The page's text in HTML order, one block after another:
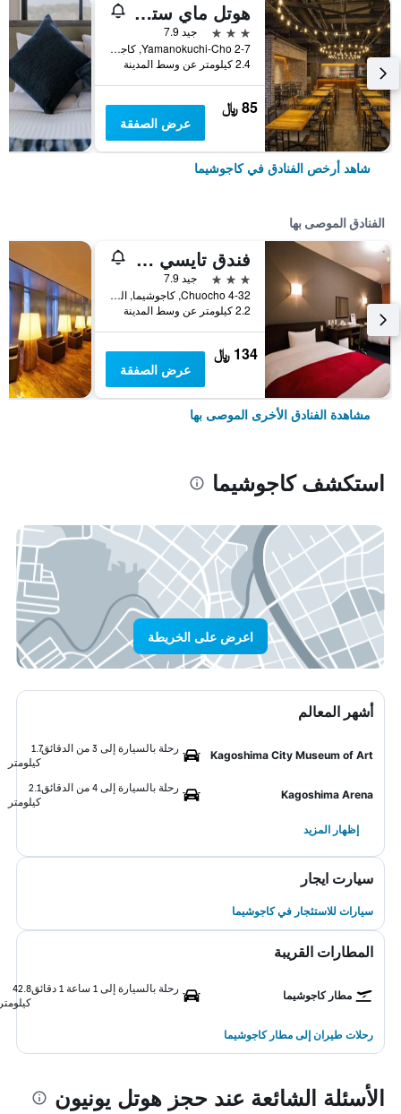
هوتل ماي ستايز كاجوشيما تينمونكان
3 نجوم
جيد 7.9
Yamanokuchi-Cho 2-7, كاجوشيما, اليابان
2.4 كيلومتر عن وسط المدينة
85 ﷼
عرض الصفقة
شاهد أرخص الفنادق في كاجوشيما
الفنادق الموصى بها
فندق تايسي أنيكس
3 نجوم
جيد 7.9
4-32 Chuocho, كاجوشيما, اليابان
2.2 كيلومتر عن وسط المدينة
134 ﷼
عرض الصفقة
مشاهدة الفنادق الأخرى الموصى بها
استكشف كاجوشيما
اعرض على الخريطة
أشهر المعالم
Kagoshima City Museum of Art
رحلة بالسيارة إلى 3 من الدقائق
1.7
كيلومتر
Kagoshima Arena
رحلة بالسيارة إلى 4 من الدقائق
2.1
كيلومتر
إظهار المزيد
سيارت ايجار
سيارات للاستئجار في كاجوشيما
المطارات القريبة
مطار كاجوشيما
رحلة بالسيارة إلى 1 ساعة 1 دقائق
42.8
رحلات طيران إلى مطار كاجوشيما
الأسئلة الشائعة عند حجز هوتل يونيون